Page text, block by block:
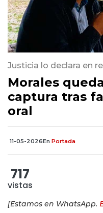
Justicia lo declara en
Morales
captura tras
oral
11-05-2026En Portada
717
vistas
[Estamos en WhatsApp.